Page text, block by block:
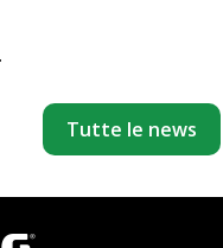
Tutte le news